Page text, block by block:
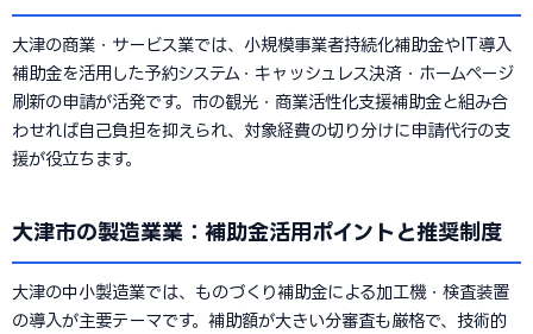
大津の商業・サービス業では、小規模事業者持続化補助金やIT導入
補助金を活用した予約システム・キャッシュレス決済・ホームページ
刷新の申請が活発です。市の観光・商業活性化支援補助金と組み合
わせれば自己負担を抑えられ、対象経費の切り分けに申請代行の支
援が役立ちます。
大津市の製造業業：補助金活用ポイントと推奨制度
大津の中小製造業では、ものづくり補助金による加工機・検査装置
の導入が主要テーマです。補助額が大きい分審査も厳格で、技術的